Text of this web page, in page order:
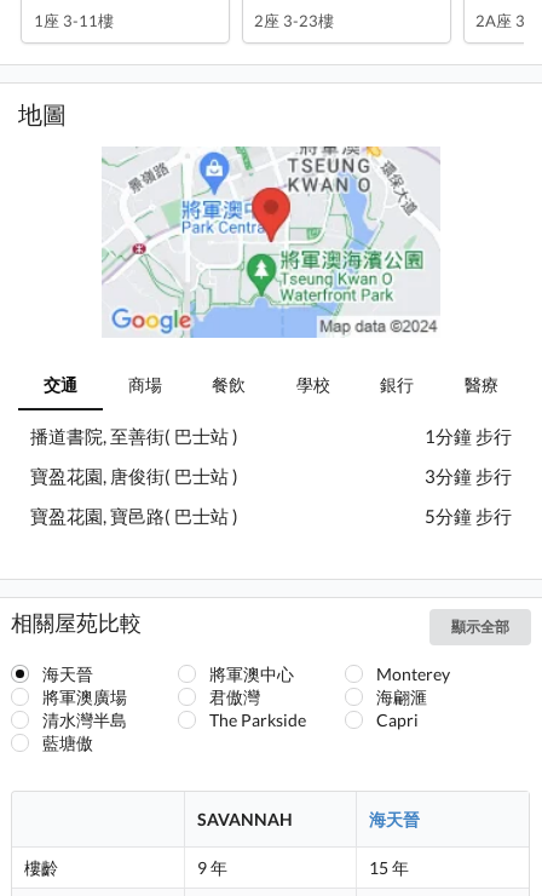
1座 3-11樓 2座 3-23樓 2A座 3-
地圖
交通 商場 餐飲 學校 銀行 醫療
播道書院, 至善街( 巴士站 )
1分鐘 步行
寶盈花園, 唐俊街( 巴士站 )
3分鐘 步行
寶盈花園, 寶邑路( 巴士站 )
5分鐘 步行
相關屋苑比較 顯示全部
海天晉 將軍澳中心
Monterey
將軍澳廣場
君傲灣
海翩滙
清水灣半島
The Parkside
Capri
藍塘傲
SAVANNAH 海天晉
樓齡 9 年
15 年